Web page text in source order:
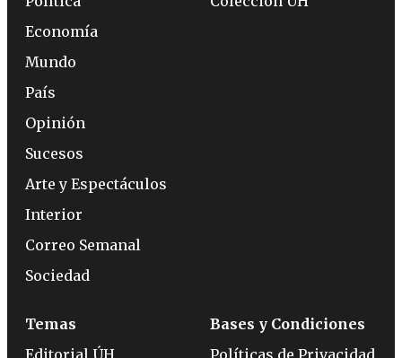
Economía
Mundo
País
Opinión
Sucesos
Arte y Espectáculos
Interior
Correo Semanal
Sociedad
Temas
Editorial ÚH
Bases y Condiciones
Políticas de Privacidad